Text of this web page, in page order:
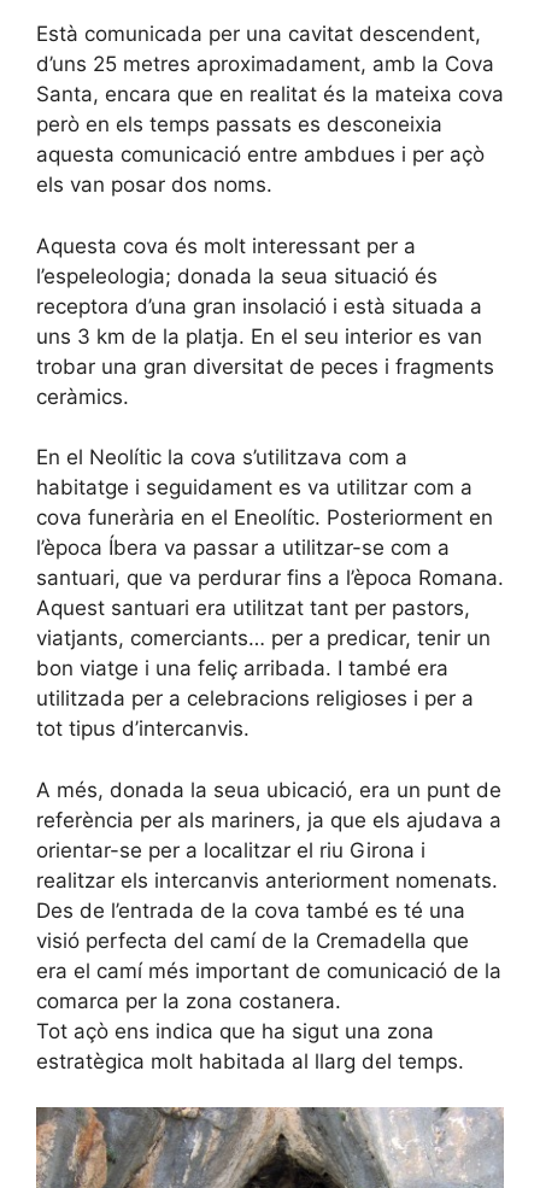
Està comunicada per una cavitat descendent,
d’uns 25 metres aproximadament, amb la Cova
Santa, encara que en realitat és la mateixa cova
però en els temps passats es desconeixia
aquesta comunicació entre ambdues i per açò
els van posar dos noms.
Aquesta cova és molt interessant per a
l’espeleologia; donada la seua situació és
receptora d’una gran insolació i està situada a
uns 3 km de la platja. En el seu interior es van
trobar una gran diversitat de peces i fragments
ceràmics.
En el Neolític la cova s’utilitzava com a
habitatge i seguidament es va utilitzar com a
cova funerària en el Eneolític. Posteriorment en
l’època Íbera va passar a utilitzar-se com a
santuari, que va perdurar fins a l’època Romana.
Aquest santuari era utilitzat tant per pastors,
viatjants, comerciants… per a predicar, tenir un
bon viatge i una feliç arribada. I també era
utilitzada per a celebracions religioses i per a
tot tipus d’intercanvis.
A més, donada la seua ubicació, era un punt de
referència per als mariners, ja que els ajudava a
orientar-se per a localitzar el riu Girona i
realitzar els intercanvis anteriorment nomenats.
Des de l’entrada de la cova també es té una
visió perfecta del camí de la Cremadella que
era el camí més important de comunicació de la
comarca per la zona costanera.
Tot açò ens indica que ha sigut una zona
estratègica molt habitada al llarg del temps.